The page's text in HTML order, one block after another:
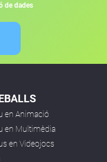
de dades
en Animació
en Multimèdia
en Videojocs